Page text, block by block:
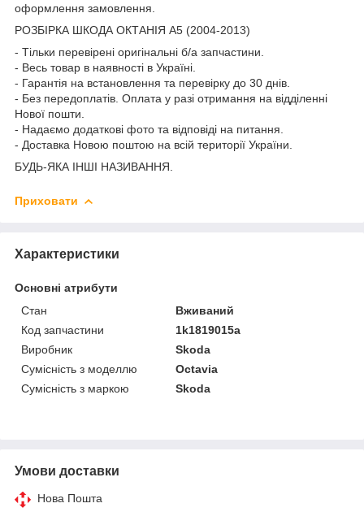
оформлення замовлення.
РОЗБІРКА ШКОДА ОКТАНІЯ A5 (2004-2013)
- Тільки перевірені оригінальні б/а запчастини.
- Весь товар в наявності в Україні.
- Гарантія на встановлення та перевірку до 30 днів.
- Без передоплатів. Оплата у разі отримання на відділенні
Нової пошти.
- Надаємо додаткові фото та відповіді на питання.
- Доставка Новою поштою на всій території України.
БУДЬ-ЯКА ІНШІ НАЗИВАННЯ.
Приховати
Характеристики
Основні атрибути
Стан
Вживаний
Код запчастини
1k1819015a
Виробник
Skoda
Сумісність з моделлю
Octavia
Сумісність з маркою
Skoda
Умови доставки
Нова Пошта